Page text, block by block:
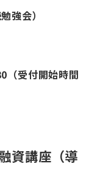
強会）
（受付開始時間
資講座（導